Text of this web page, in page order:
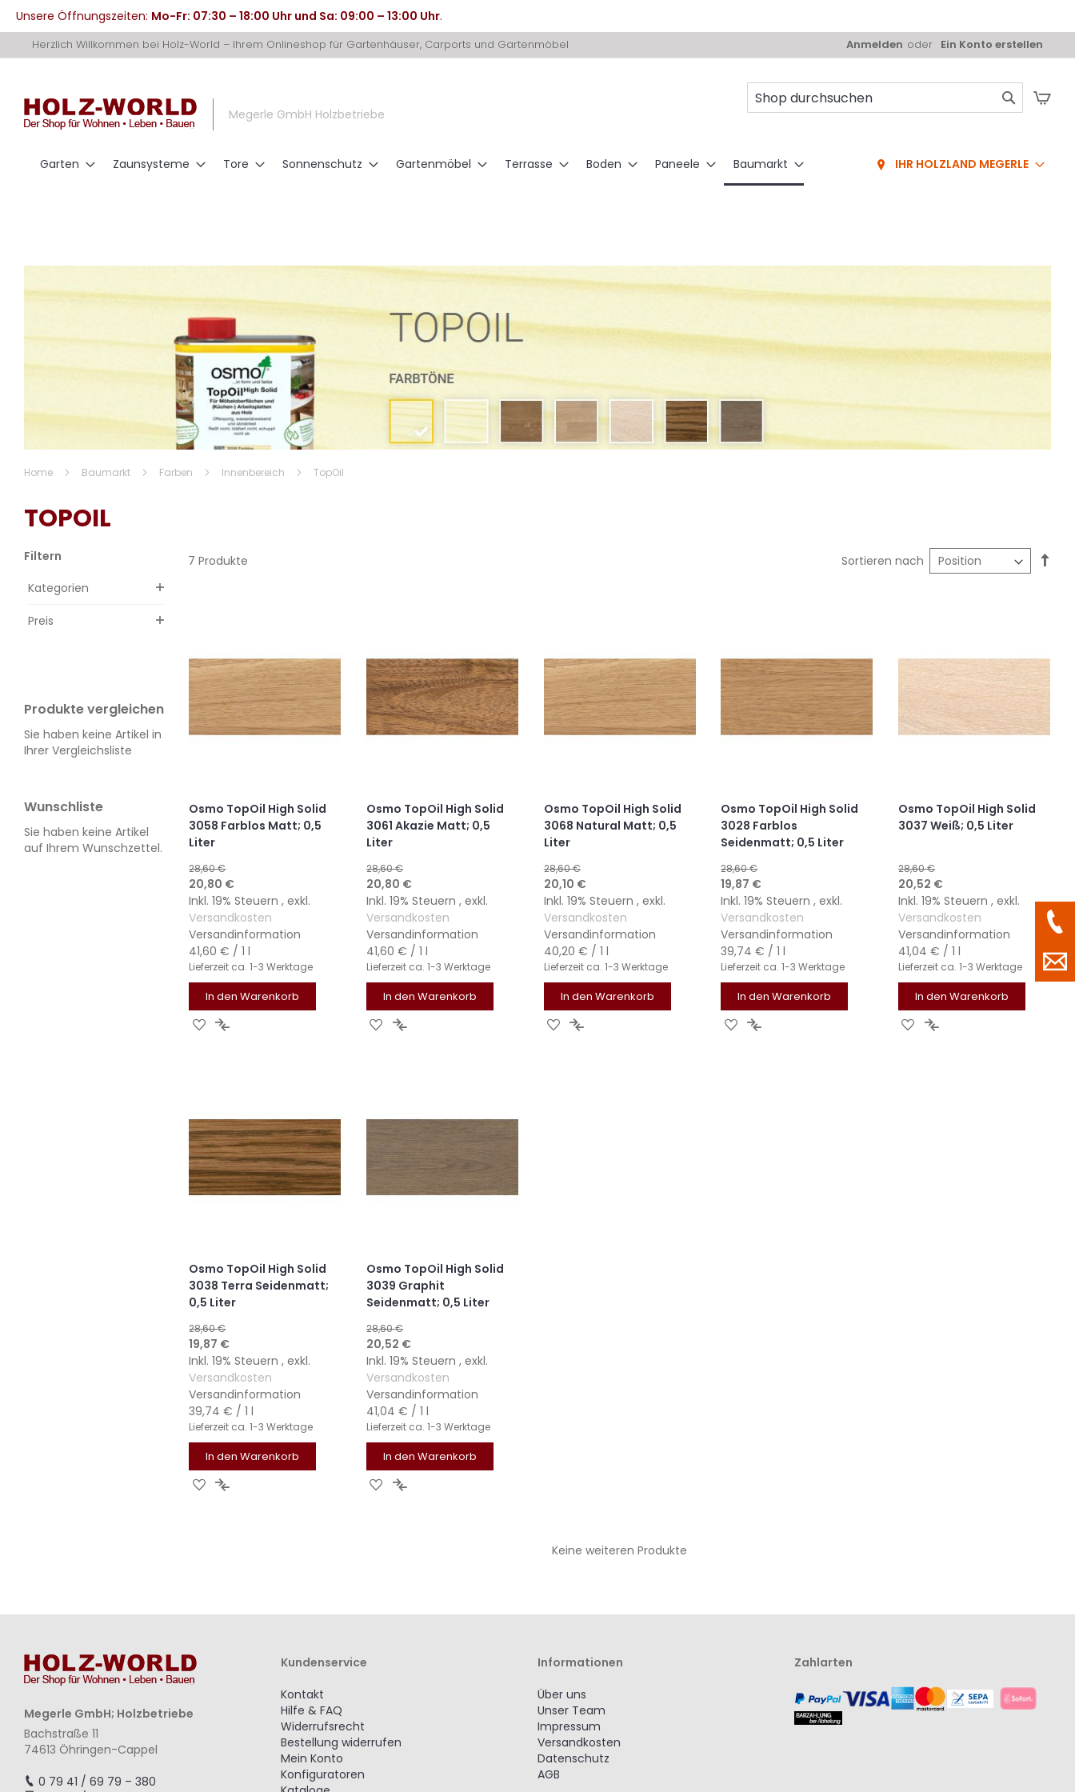
Unsere Öffnungszeiten: Mo-Fr: 07:30 – 18:00 Uhr und Sa: 09:00 – 13:00 Uhr.
zum
Herzlich Willkommen bei Holz-World – Ihrem Onlineshop für Gartenhäuser, Carports und Gartenmöbel Anmelden Ein Konto erstellen
Megerle GmbH Holzbetriebe
Garten Zaunsysteme Tore Sonnenschutz Gartenmöbel Terrasse Boden Paneele Baumarkt IHR HOLZLAND MEGERLE
Home Baumarkt Farben Innenbereich TopOil
TOPOIL
7 Produkte Sortieren nach
Osmo TopOil High Solid
3058 Farblos Matt; 0,5
Liter
28,60 €
Sonderangebot
20,80 €
Inkl. 19% Steuern,exkl.
Versandkosten
Versandinformation
41,60 € / 1 l
Lieferzeit ca. 1-3 Werktage
In den Warenkorb
ZURZUR
Osmo TopOil High Solid
3061 Akazie Matt; 0,5
Liter
28,60 €
Sonderangebot
20,80 €
Inkl. 19% Steuern,exkl.
Versandkosten
Versandinformation
41,60 € / 1 l
Lieferzeit ca. 1-3 Werktage
In den Warenkorb
ZURZUR
Osmo TopOil High Solid
3068 Natural Matt; 0,5
Liter
28,60 €
Sonderangebot
20,10 €
Inkl. 19% Steuern , exkl.
Versandkosten
Versandinformation
40,20 € / 1 l
Lieferzeit ca. 1-3 Werktage
In den Warenkorb
ZURZUR
Osmo TopOil High Solid
3028 Farblos
Seidenmatt; 0,5 Liter
28,60 €
Sonderangebot
19,87 €
Inkl. 19% Steuern,exkl.
Versandkosten
Versandinformation
39,74 € / 1 l
Lieferzeit ca. 1-3 Werktage
In den Warenkorb
ZURZUR
Osmo TopOil High Solid
3037 Weiß; 0,5 Liter
28,60 €
Sonderangebot
20,52 €
Inkl. 19% Steuern,exkl.
Versandkosten
Versandinformation
41,04 € / 1 l
Lieferzeit ca. 1-3 Werktage
In den Warenkorb
ZURZUR
Osmo TopOil High Solid
3038 Terra Seidenmatt;
0,5 Liter
28,60 €
Sonderangebot
19,87 €
Inkl. 19% Steuern,exkl.
Versandkosten
Versandinformation
39,74 € / 1 l
Lieferzeit ca. 1-3 Werktage
In den Warenkorb
ZURZUR
Osmo TopOil High Solid
3039 Graphit
Seidenmatt; 0,5 Liter
28,60 €
Sonderangebot
20,52 €
Inkl. 19% Steuern,exkl.
Versandkosten
Versandinformation
41,04 € / 1 l
Lieferzeit ca. 1-3 Werktage
In den Warenkorb
ZURZUR
Keine weiteren Produkte
Filtern
Kategorien
Preis
Produkte vergleichen
Sie haben keine Artikel in
Ihrer Vergleichsliste
Wunschliste
Sie haben keine Artikel
auf Ihrem Wunschzettel.
Megerle GmbH; Holzbetriebe
Bachstraße 11
74613 Öhringen-Cappel
0 79 41 / 69 79 – 380
Kundenservice
Kontakt
Hilfe & FAQ
Widerrufsrecht
Bestellung widerrufen
Mein Konto
Konfiguratoren
Informationen
Über uns
Unser Team
Impressum
Versandkosten
Datenschutz
AGB
Zahlarten